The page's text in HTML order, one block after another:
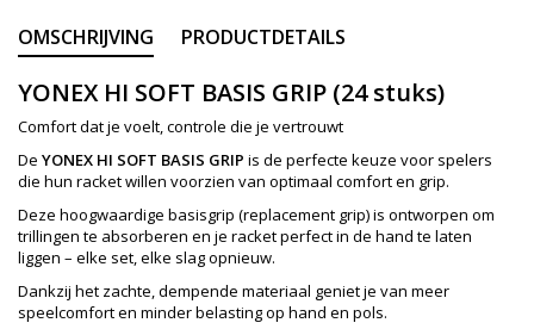
OMSCHRIJVING PRODUCTDETAILS
YONEX HI SOFT BASIS GRIP (24 stuks)
Comfort dat je voelt, controle die je vertrouwt
De YONEX HI SOFT BASIS GRIP is de perfecte keuze voor spelers
die hun racket willen voorzien van optimaal comfort en grip.
Deze hoogwaardige basisgrip (replacement grip) is ontworpen om
trillingen te absorberen en je racket perfect in de hand te laten
liggen – elke set, elke slag opnieuw.
Dankzij het zachte, dempende materiaal geniet je van meer
speelcomfort en minder belasting op hand en pols.